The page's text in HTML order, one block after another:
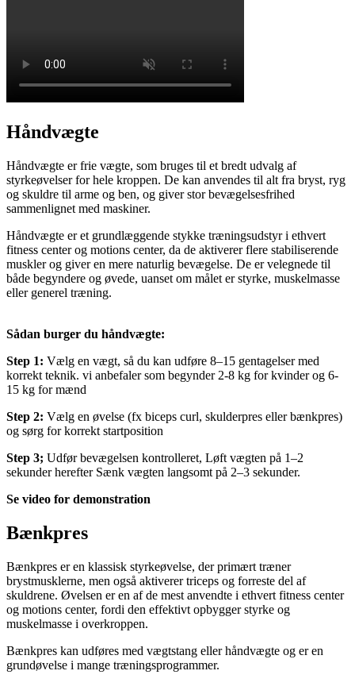
Håndvægte
Håndvægte er frie vægte, som bruges til et bredt udvalg af
styrkeøvelser for hele kroppen. De kan anvendes til alt fra bryst, ryg
og skuldre til arme og ben, og giver stor bevægelsesfrihed
sammenlignet med maskiner.
Håndvægte er et grundlæggende stykke træningsudstyr i ethvert
fitness center og motions center, da de aktiverer flere stabiliserende
muskler og giver en mere naturlig bevægelse. De er velegnede til
både begyndere og øvede, uanset om målet er styrke, muskelmasse
eller generel træning.
Sådan burger du håndvægte:
Step 1: Vælg en vægt, så du kan udføre 8–15 gentagelser med
korrekt teknik. vi anbefaler som begynder 2-8 kg for kvinder og 6-
15 kg for mænd
Step 2: Vælg en øvelse (fx biceps curl, skulderpres eller bænkpres)
og sørg for korrekt startposition
Step 3; Udfør bevægelsen kontrolleret, Løft vægten på 1–2
sekunder herefter Sænk vægten langsomt på 2–3 sekunder.
Se video for demonstration
Bænkpres
Bænkpres er en klassisk styrkeøvelse, der primært træner
brystmusklerne, men også aktiverer triceps og forreste del af
skuldrene. Øvelsen er en af de mest anvendte i ethvert fitness center
og motions center, fordi den effektivt opbygger styrke og
muskelmasse i overkroppen.
Bænkpres kan udføres med vægtstang eller håndvægte og er en
grundøvelse i mange træningsprogrammer.